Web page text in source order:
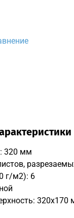
320 мм
г/м2): 6
320x170